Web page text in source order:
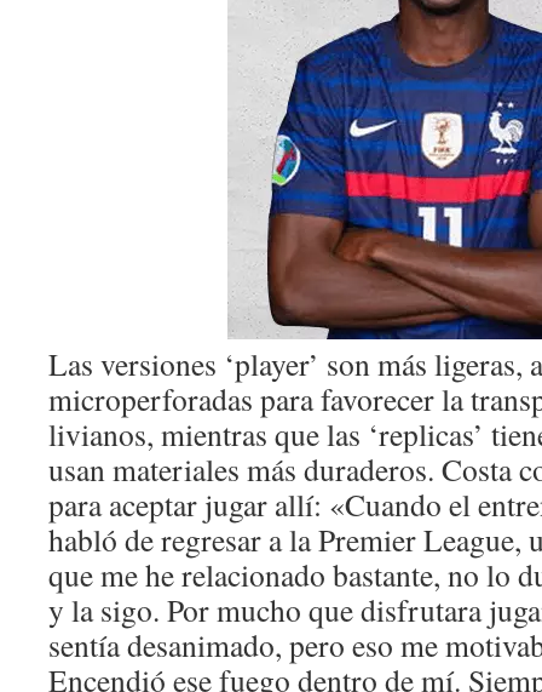
Las versiones ‘player’ son más ligeras,
microperforadas para favorecer la
livianos, mientras que las ‘replicas’
usan materiales más duraderos. Costa
para aceptar jugar allí: «Cuando el
habló de regresar a la Premier League,
que me he relacionado bastante, no lo
y la sigo. Por mucho que disfrutara
sentía desanimado, pero eso me
Encendió ese fuego dentro de mí.